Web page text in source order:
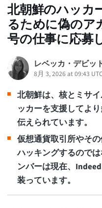
北朝鮮のハッカ
るために偽のア
号の仕事に応募
レベッカ・デビッ
8月 3, 2026 at 09:43 UTC
北朝鮮は、核とミサ
ッカーを支援してよ
伝えられています。
仮想通貨取引所やそ
ハッキングするので
ンバーは現在、
装っています。